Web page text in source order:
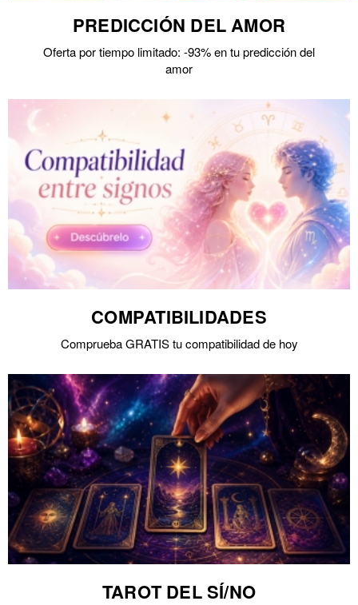
PREDICCIÓN DEL AMOR
Oferta por tiempo limitado: -93% en tu predicción del
amor
COMPATIBILIDADES
Comprueba GRATIS tu compatibilidad de hoy
TAROT DEL SÍ/NO